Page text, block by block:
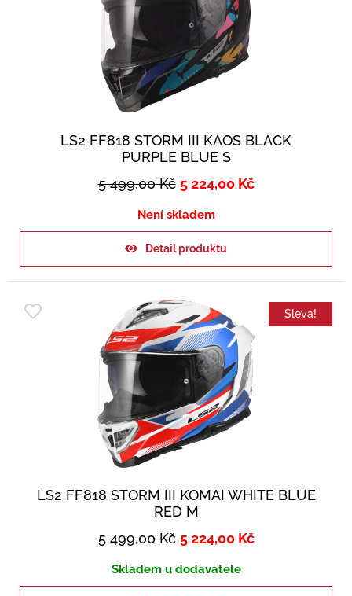
LS2 FF818 STORM III KAOS BLACK
PURPLE BLUE S
5 499,00Kč 5 224,00 Kč
Není skladem
Detail produktu
Sleva!
LS2 FF818 STORM III KOMAI WHITE BLUE
RED M
5 499,00Kč 5 224,00 Kč
Skladem u dodavatele